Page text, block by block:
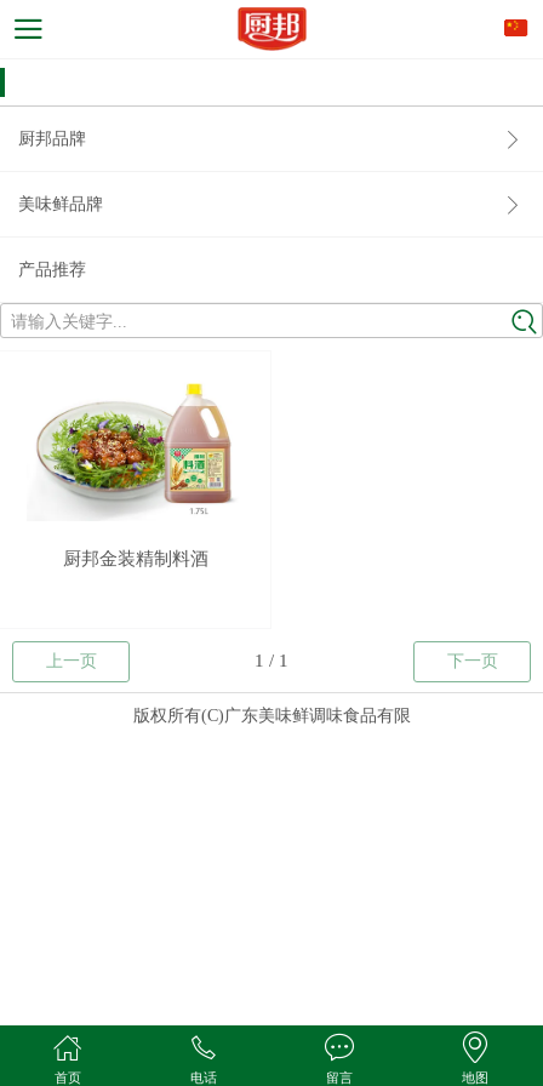
厨邦品牌
美味鲜品牌
产品推荐
请输入关键字...
厨邦金装精制料酒
上一页 下一页
版权所有(C)广东美味鲜调味食品有限
首页 电话 留言 地图